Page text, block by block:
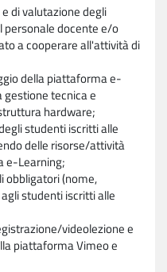
di valutazione degli
docente e/o
a cooperare all'attività di
della piattaforma e-
tecnica e
hardware;
studenti iscritti alle
delle risorse/attività
e-Learning;
obbligatori (nome,
studenti iscritti alle
videolezione e
piattaforma Vimeo e